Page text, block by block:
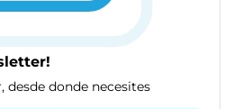
desde donde necesites